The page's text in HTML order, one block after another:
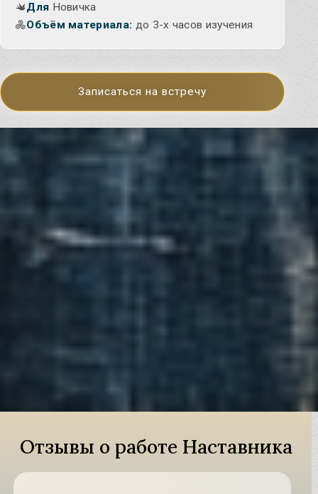
Для Новичка
Объём материала: до 3-х часов изучения
Записаться на встречу
Отзывы о работе Наставника